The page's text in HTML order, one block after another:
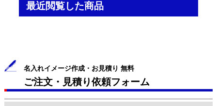
最近閲覧した商品
名入れイメージ作成・お見積り 無料
ご注文・見積り依頼フォーム